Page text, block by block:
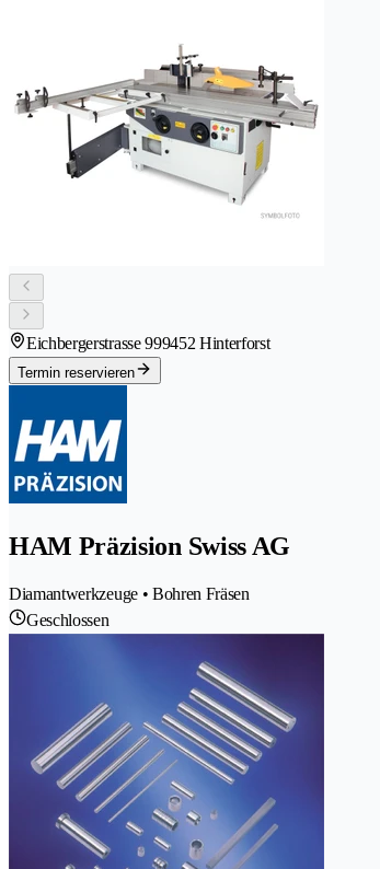
Eichbergerstrasse 999452 Hinterforst
Termin reservieren
HAM Präzision Swiss AG
Diamantwerkzeuge • Bohren Fräsen
Geschlossen